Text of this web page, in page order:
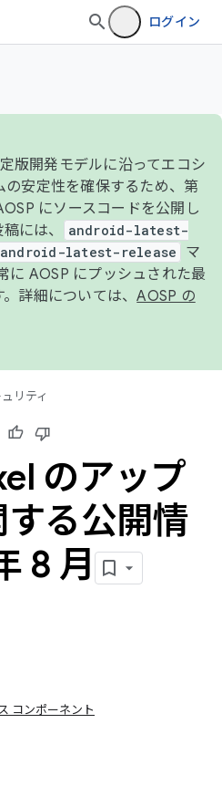
ログイン
版開発モデルに沿ってエコシ
の安定性を確保するため、第
にソースコードを公開し
には、
android-latest-
android-latest-release
マ
に AOSP にプッシュされた最
詳細については、AOSP の
リティ
のアップ
る公開情
8 月
コンポーネント